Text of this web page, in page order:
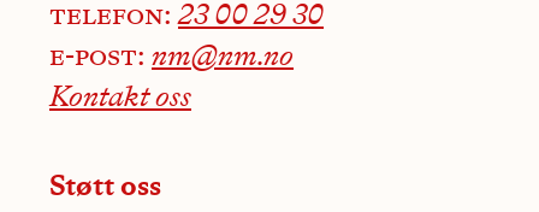
telefon:23 00 29 30
e-post: nm@nm.no
Kontakt oss
Støtt oss